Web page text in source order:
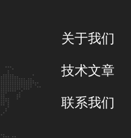
关于我们
技术文章
联系我们